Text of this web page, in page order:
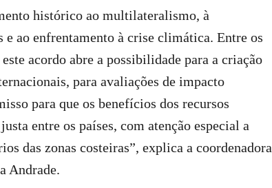
histórico ao multilateralismo, à
e ao enfrentamento à crise climática. Entre os
acordo abre a possibilidade para a criação
para avaliações de impacto
para que os benefícios dos recursos
entre os países, com atenção especial a
das zonas costeiras”, explica a coordenadora
Andrade.